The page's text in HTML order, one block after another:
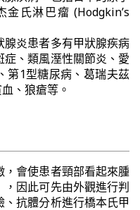
氏淋巴瘤 (Hodgkin’s
炎患者多有甲狀腺疾病
、類風溼性關節炎、愛
第1型糖尿病、葛瑞夫茲
、狼瘡等。
會使患者頸部看起來腫
因此可先由外觀進行判
抗體分析進行橋本氏甲